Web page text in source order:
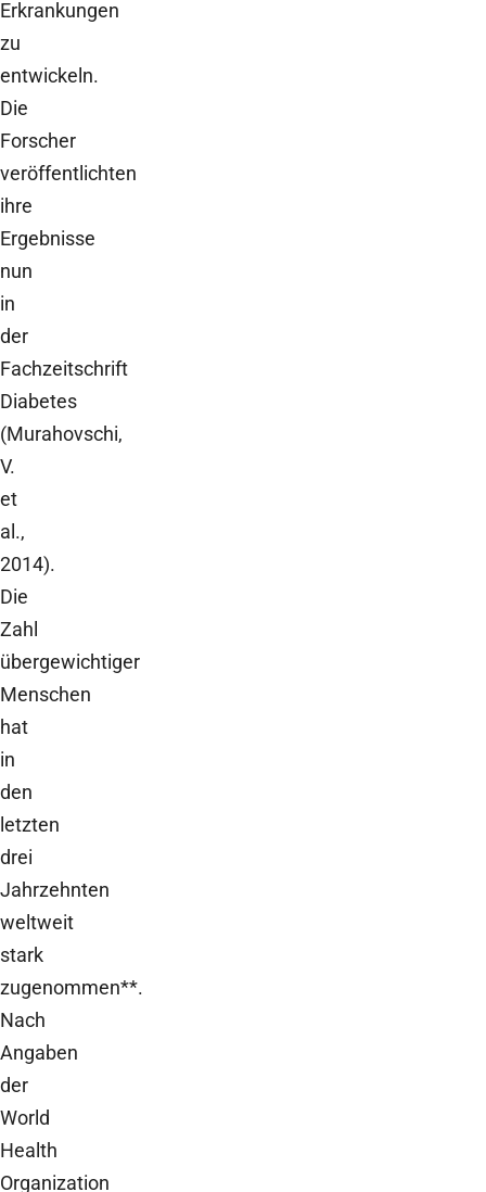
Erkrankungen
zu
entwickeln.
Die
Forscher
veröffentlichten
ihre
Ergebnisse
nun
in
der
Fachzeitschrift
Diabetes
(Murahovschi,
V.
et
al.,
2014).
Die
Zahl
übergewichtiger
Menschen
hat
in
den
letzten
drei
Jahrzehnten
weltweit
stark
zugenommen**.
Nach
Angaben
der
World
Health
Organization